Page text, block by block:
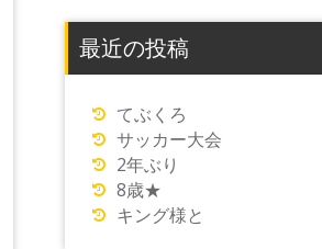
最近の投稿
てぶくろ
サッカー大会
2年ぶり
8歳★
キング様と